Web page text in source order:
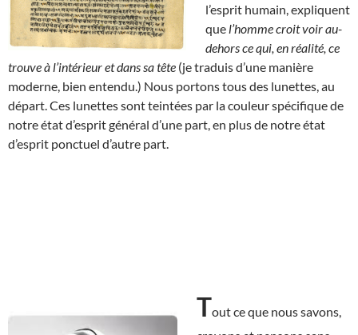
l’esprit humain, expliquent
que l’homme croit voir au-
dehors ce qui, en réalité, ce
trouve à l’intérieur et dans sa tête (je traduis d’une manière
moderne, bien entendu.) Nous portons tous des lunettes, au
départ. Ces lunettes sont teintées par la couleur spécifique de
notre état d’esprit général d’une part, en plus de notre état
d’esprit ponctuel d’autre part.
Tout ce que nous savons,